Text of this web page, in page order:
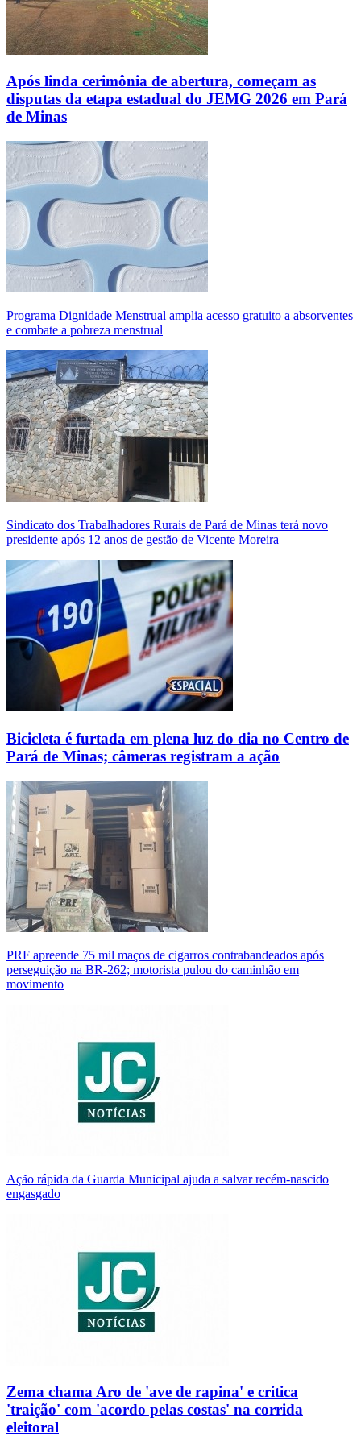
Após linda cerimônia de abertura, começam as
disputas da etapa estadual do JEMG 2026 em Pará
de Minas
Programa Dignidade Menstrual amplia acesso gratuito a absorventes
e combate a pobreza menstrual
Sindicato dos Trabalhadores Rurais de Pará de Minas terá novo
presidente após 12 anos de gestão de Vicente Moreira
Bicicleta é furtada em plena luz do dia no Centro de
Pará de Minas; câmeras registram a ação
PRF apreende 75 mil maços de cigarros contrabandeados após
perseguição na BR-262; motorista pulou do caminhão em
movimento
Ação rápida da Guarda Municipal ajuda a salvar recém-nascido
engasgado
Zema chama Aro de 'ave de rapina' e critica
'traição' com 'acordo pelas costas' na corrida
eleitoral